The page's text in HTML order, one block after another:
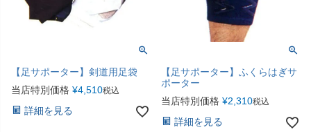
【足サポーター】剣道用足袋
当店特別価格 ¥4,510税込
詳細を見る
【足サポーター】ふくらはぎサ
ポーター
当店特別価格 ¥2,310税込
詳細を見る